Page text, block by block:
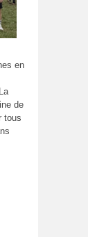
en
de
tous